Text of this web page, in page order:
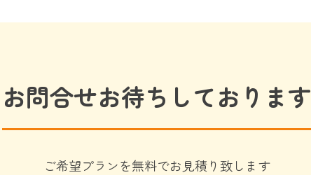
お問合せお待ちしております
ご希望プランを無料でお見積り致します